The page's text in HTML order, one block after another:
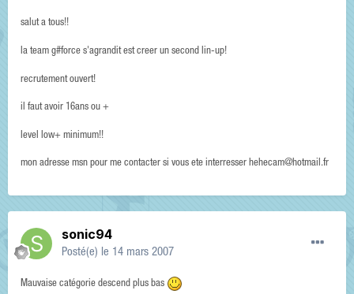
salut a tous!!
la team g#force s'agrandit est creer un second lin-up!
recrutement ouvert!
il faut avoir 16ans ou +
level low+ minimum!!
mon adresse msn pour me contacter si vous ete interresser hehecam@hotmail.fr
sonic94
Posté(e) le 14 mars 2007
Mauvaise catégorie descend plus bas